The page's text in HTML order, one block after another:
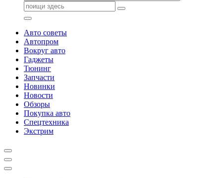
Поиск:
Авто советы
Автопром
Вокруг авто
Гаджеты
Тюнинг
Запчасти
Новинки
Новости
Обзоры
Покупка авто
Спецтехника
Экстрим